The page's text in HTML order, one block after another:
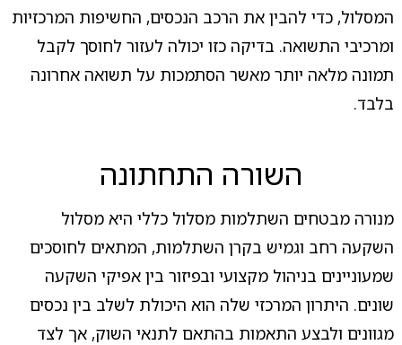
המסלול, כדי להבין את הרכב הנכסים, החשיפות המרכזיות
ומרכיבי התשואה. בדיקה כזו יכולה לעזור לחוסך לקבל
תמונה מלאה יותר מאשר הסתמכות על תשואה אחרונה
בלבד.
השורה התחתונה
מנורה מבטחים השתלמות מסלול כללי היא מסלול
השקעה רחב וגמיש בקרן השתלמות, המתאים לחוסכים
שמעוניינים בניהול מקצועי ובפיזור בין אפיקי השקעה
שונים. היתרון המרכזי שלה הוא היכולת לשלב בין נכסים
מגוונים ולבצע התאמות בהתאם לתנאי השוק, אך לצד